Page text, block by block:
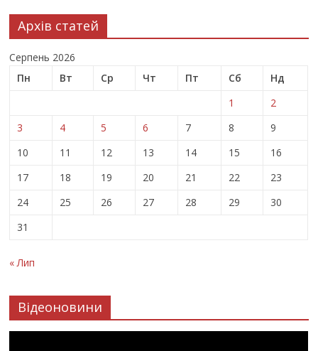
Архів статей
Серпень 2026
Пн
Вт Ср Чт Пт Сб
Нд
1
2
3
4 5 6 7 8
9
10
11 12 13 14 15
16
17
18 19 20 21 22
23
24
25 26 27 28 29
30
31
« Лип
Відеоновини